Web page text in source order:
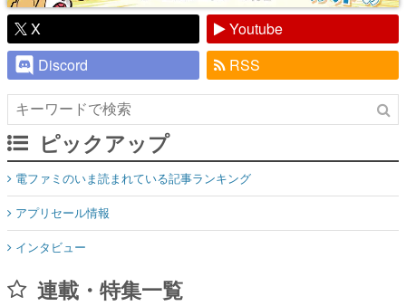
X
Youtube
Discord
RSS
ピックアップ
電ファミのいま読まれている記事ランキング
アプリセール情報
インタビュー
連載・特集一覧